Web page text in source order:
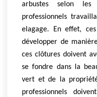
arbustes selon les
professionnels
elagage. En effet,
développer de
ces clôtures doivent
se fondre dans la
vert et de la
professionnels